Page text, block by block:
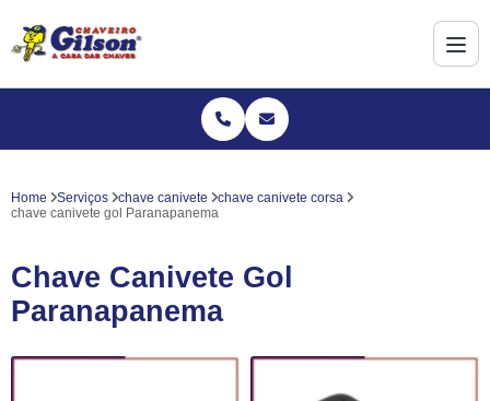
Home Serviços chave canivete
chave canivete corsa
chave canivete gol Paranapanema
Chave Canivete Gol
Paranapanema